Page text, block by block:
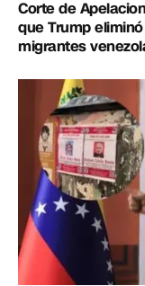
Corte de
que Trump
migrantes